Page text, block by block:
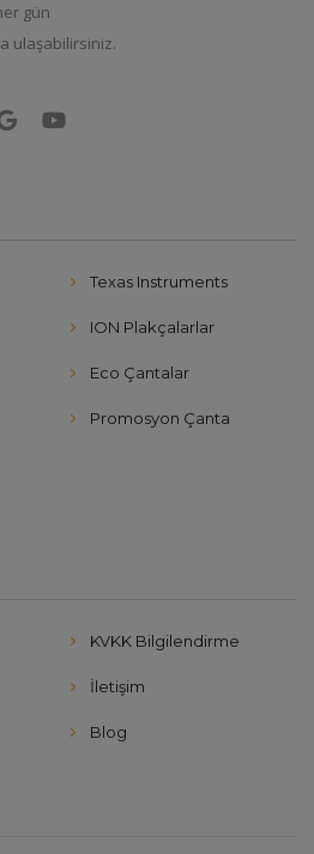
gün
ulaşabilirsiniz.
Texas Instruments
ION Plakçalarlar
Eco Çantalar
Promosyon Çanta
KVKK Bilgilendirme
İletişim
Blog